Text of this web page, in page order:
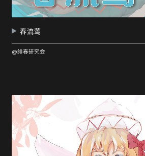
春流莺
@绯春研究会